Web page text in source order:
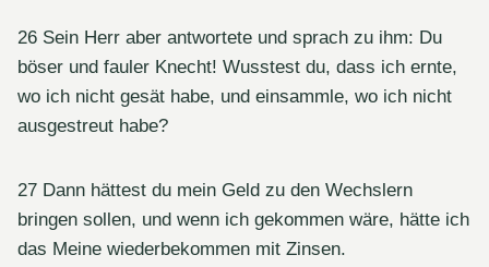
26 Sein Herr aber antwortete und sprach zu ihm: Du
böser und fauler Knecht! Wusstest du, dass ich ernte,
wo ich nicht gesät habe, und einsammle, wo ich nicht
ausgestreut habe?
27 Dann hättest du mein Geld zu den Wechslern
bringen sollen, und wenn ich gekommen wäre, hätte ich
das Meine wiederbekommen mit Zinsen.